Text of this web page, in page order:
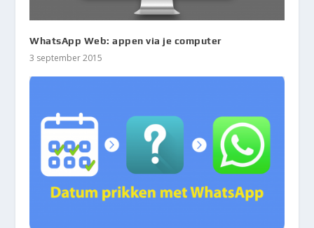
WhatsApp Web: appen via je computer
3 september 2015